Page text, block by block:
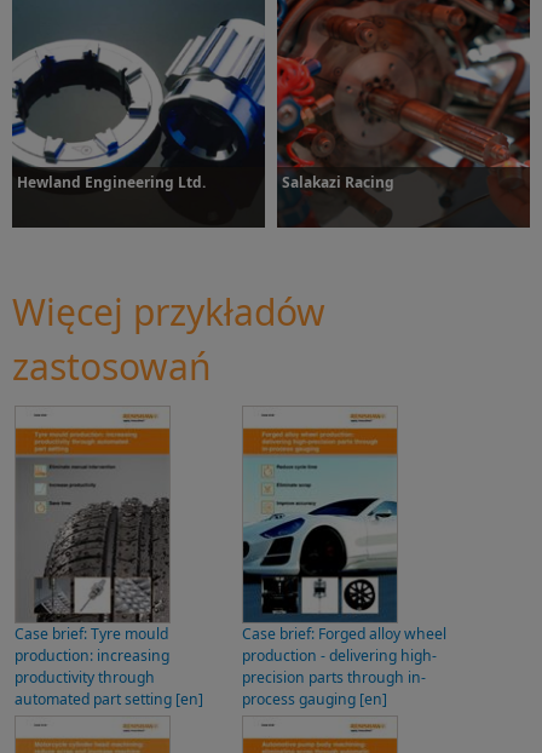
Dowiedz się więcej Dowiedz się więcej
Hewland Engineering Ltd. Salakazi Racing
Więcej przykładów
zastosowań
Case brief: Tyre mould
production: increasing
productivity through
automated part setting [en]
Case brief: Forged alloy wheel
production - delivering high-
precision parts through in-
process gauging [en]